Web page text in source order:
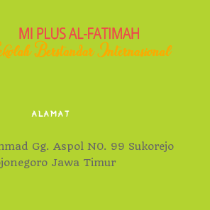
ALAMAT
Gg. Aspol N0. 99 Sukorejo
Jawa Timur